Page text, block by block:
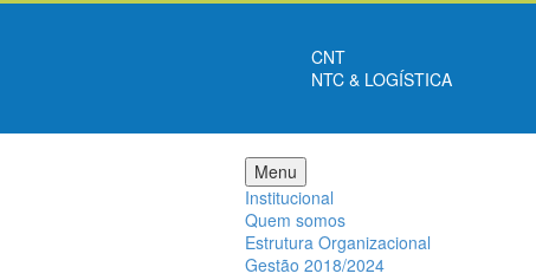
CNT
NTC & LOGÍSTICA
Menu
Institucional
Quem somos
Estrutura Organizacional
Gestão 2018/2024